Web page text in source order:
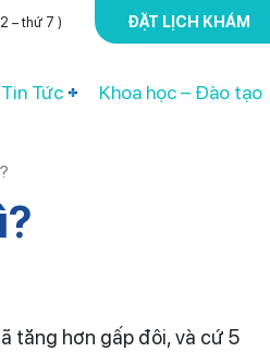
– thứ 7 ) ĐẶT LỊCH KHÁM
Tin Tức Khoa học – Đào tạo
tăng hơn gấp đôi, và cứ 5